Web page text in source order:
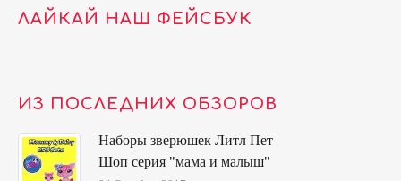
ЛАЙКАЙ НАШ ФЕЙСБУК
ИЗ ПОСЛЕДНИХ ОБЗОРОВ
Наборы зверюшек Литл Пет
Шоп серия "мама и малыш"